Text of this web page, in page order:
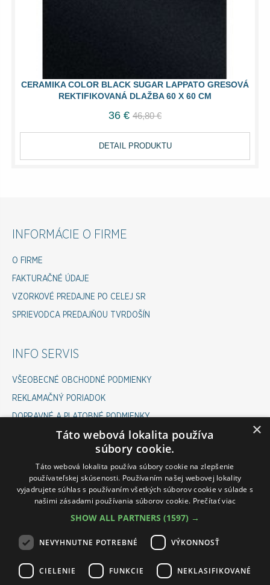
CERAMIKA COLOR BLACK SUGAR LAPPATO GRESOVÁ
REKTIFIKOVANÁ DLAŽBA 60 X 60 CM
36 € 46,80 €
DETAIL PRODUKTU
INFORMÁCIE O FIRME
O FIRME
FAKTURAČNÉ ÚDAJE
VZORKOVÉ PREDAJNE PO CELEJ SR
SPRIEVODCA PREDAJŇOU TVRDOŠÍN
INFO SERVIS
VŠEOBECNÉ OBCHODNÉ PODMIENKY
REKLAMAČNÝ PORIADOK
DOPRAVNÉ A PLATOBNÉ PODMIENKY
COOKIES POLICY
ODSTÚPENIE OD ZMLUVY
INFOLINKA ESHOP
PONDELOK-PIATOK 07:00 - 15:30
VÁM RÁD POMÔŽE :
PETRA: 0911 545 237
×
Táto webová lokalita používa
súbory cookie.
Táto webová lokalita používa súbory cookie na zlepšenie
používateľskej skúsenosti. Používaním našej webovej lokality
vyjadrujete súhlas s používaním všetkých súborov cookie v súlade s
našimi zásadami používania súborov cookie. Prečítať viac
SHOW ALL PARTNERS (1597) →
NEVYHNUTNE POTREBNÉ VÝKONNOSŤ
CIELENIE FUNKCIE NEKLASIFIKOVANÉ